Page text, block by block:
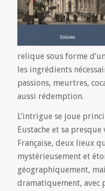
relique sous forme
les ingrédients
passions, meurtres,
aussi rédemption.
L’intrigue se joue
Eustache et sa
Française, deux lieux
mystérieusement et
géographiquement,
dramatiquement, avec